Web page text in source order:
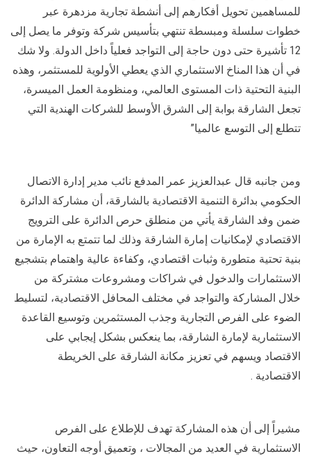
للمساهمين تحويل أفكارهم إلى أنشطة تجارية مزدهرة عبر
خطوات سلسلة ومبسطة تنتهي بتأسيس شركة وتوفر ما يصل إلى
12 تأشيرة حتى دون حاجة إلى التواجد فعلياً داخل الدولة. ولا شك
في أن هذا المناخ الاستثماري الذي يعطي الأولوية للمستثمر، وهذه
البنية التحتية ذات المستوى العالمي، ومنظومة العمل الميسرة،
تجعل الشارقة بوابة إلى الشرق الأوسط للشركات الهندية التي
تتطلع إلى التوسع عالميا”
ومن جانبه قال عبدالعزيز عمر المدفع نائب مدير إدارة الاتصال
الحكومي بدائرة التنمية الاقتصادية بالشارقة، أن مشاركة الدائرة
ضمن وفد الشارقة يأتي من منطلق حرص الدائرة على الترويج
الاقتصادي لإمكانيات إمارة الشارقة وذلك لما تتمتع به الإمارة من
بنية تحتية متطورة وثبات اقتصادي، وكفاءة عالية واهتمام بتشجيع
الاستثمارات والدخول في شراكات ومشروعات مشتركة من
خلال المشاركة والتواجد في مختلف المحافل الاقتصادية، لتسليط
الضوء على الفرص التجارية وجذب المستثمرين وتوسيع القاعدة
الاستثمارية لإمارة الشارقة، بما ينعكس بشكل إيجابي على
الاقتصاد ويسهم في تعزيز مكانة الشارقة على الخريطة
الاقتصادية .
مشيراً إلى أن هذه المشاركة تهدف للإطلاع على الفرص
الاستثمارية في العديد من المجالات ، وتعميق أوجه التعاون، حيث